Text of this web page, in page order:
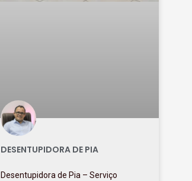
DESENTUPIDORA DE PIA
Desentupidora de Pia – Serviço